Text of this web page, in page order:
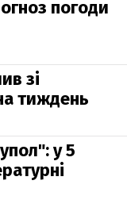
погоди
зі
тиждень
у 5